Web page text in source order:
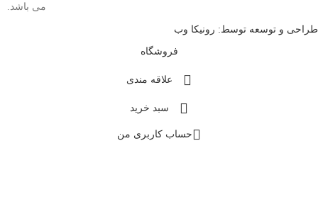
می باشد.
طراحی و توسعه توسط: رونیکا وب
فروشگاه
علاقه مندی
سبد خرید
حساب کاربری من